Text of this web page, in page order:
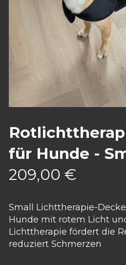
für Hunde -
209,00 €
Small Lichttherapie-
Hunde mit rotem Licht
Lichttherapie fördert die
reduziert Schmerzen